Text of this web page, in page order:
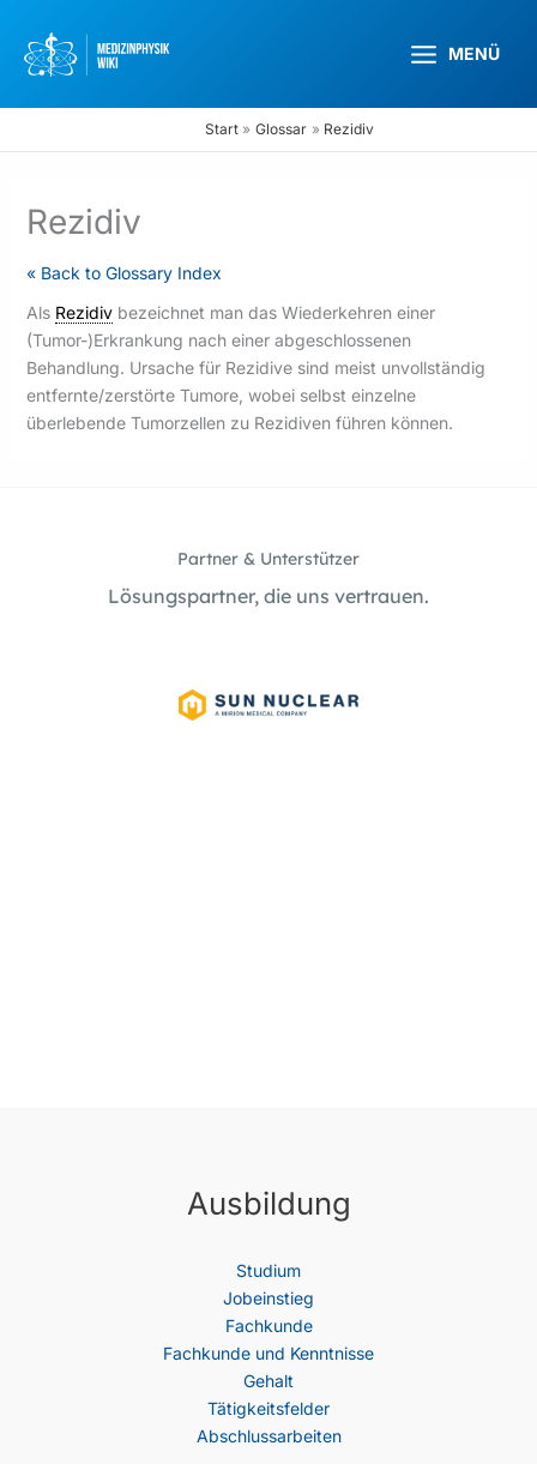
Inhalt
springen
MENÜ
Start Glossar Rezidiv
Rezidiv
« Back to Glossary Index
Als Rezidivbezeichnet man das Wiederkehren einer
(Tumor-)Erkrankung nach einer abgeschlossenen
Behandlung. Ursache für Rezidive sind meist unvollständig
entfernte/zerstörte Tumore, wobei selbst einzelne
überlebende Tumorzellen zu Rezidiven führen können.
Partner & Unterstützer
Lösungspartner, die uns vertrauen.
Ausbildung
Studium
Jobeinstieg
Fachkunde
Fachkunde und Kenntnisse
Gehalt
Tätigkeitsfelder
Abschlussarbeiten